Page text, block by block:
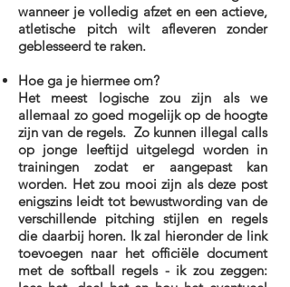
wanneer je volledig afzet en een actieve,
atletische pitch wilt afleveren zonder
geblesseerd te raken.
Hoe ga je hiermee om?
Het meest logische zou zijn als we
allemaal zo goed mogelijk op de hoogte
zijn van de regels. Zo kunnen illegal calls
op jonge leeftijd uitgelegd worden in
trainingen zodat er aangepast kan
worden. Het zou mooi zijn als deze post
enigszins leidt tot bewustwording van de
verschillende pitching stijlen en regels
die daarbij horen. Ik zal hieronder de link
toevoegen naar het officiële document
met de softball regels - ik zou zeggen: